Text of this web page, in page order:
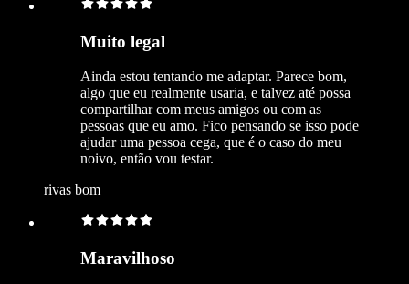
Muito legal
Ainda estou tentando me adaptar. Parece bom,
algo que eu realmente usaria, e talvez até possa
compartilhar com meus amigos ou com as
pessoas que eu amo. Fico pensando se isso pode
ajudar uma pessoa cega, que é o caso do meu
noivo, então vou testar.
rivas bom
Maravilhoso